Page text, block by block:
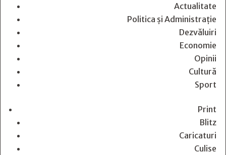
Actualitate
Politica și Administrație
Dezvăluiri
Economie
Opinii
Cultură
Sport
Print
Blitz
Caricaturi
Culise